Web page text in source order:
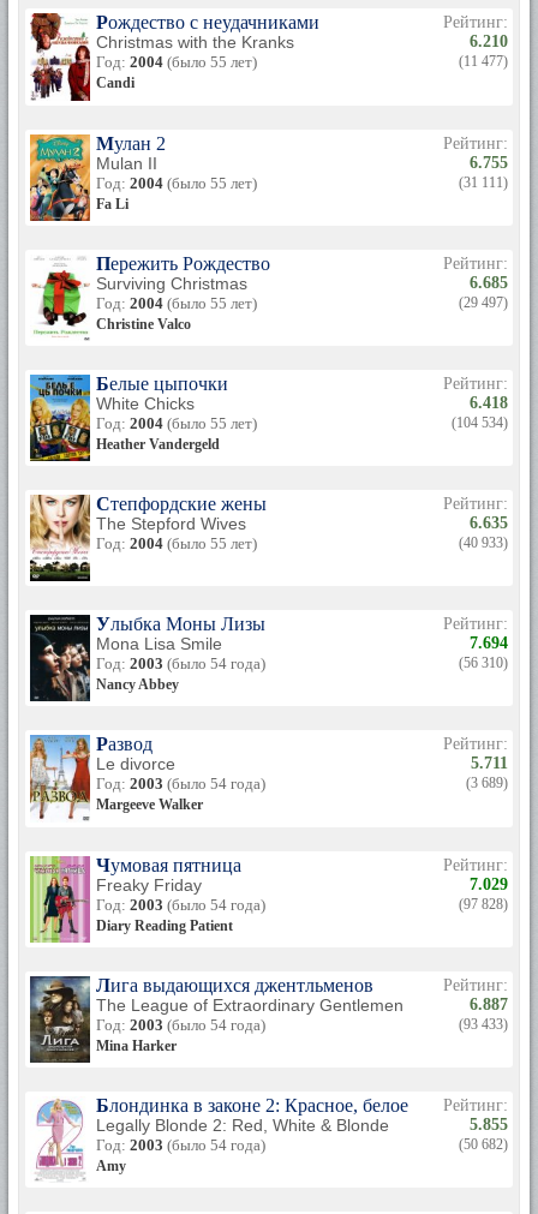
Рождество с неудачниками
Christmas with the Kranks
Год: 2004 (было 55 лет)
Candi
Рейтинг:
6.210
(11 477)
Мулан 2
Mulan II
Год: 2004 (было 55 лет)
Fa Li
Рейтинг:
6.755
(31 111)
Пережить Рождество
Surviving Christmas
Год: 2004 (было 55 лет)
Christine Valco
Рейтинг:
6.685
(29 497)
Белые цыпочки
White Chicks
Год: 2004 (было 55 лет)
Heather Vandergeld
Рейтинг:
6.418
(104 534)
Степфордские жены
The Stepford Wives
Год: 2004 (было 55 лет)
Рейтинг:
6.635
(40 933)
Улыбка Моны Лизы
Mona Lisa Smile
Год: 2003 (было 54 года)
Nancy Abbey
Рейтинг:
7.694
(56 310)
Развод
Le divorce
Год: 2003 (было 54 года)
Margeeve Walker
Рейтинг:
5.711
(3 689)
Чумовая пятница
Freaky Friday
Год: 2003 (было 54 года)
Diary Reading Patient
Рейтинг:
7.029
(97 828)
Лига выдающихся джентльменов
The League of Extraordinary Gentlemen
Год: 2003 (было 54 года)
Mina Harker
Рейтинг:
6.887
(93 433)
Блондинка в законе 2: Красное, белое и блондинка
Legally Blonde 2: Red, White & Blonde
Год: 2003 (было 54 года)
Amy
Рейтинг:
5.855
(50 682)